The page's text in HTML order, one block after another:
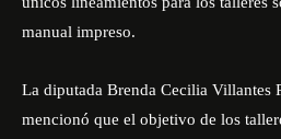
manual impreso.
La diputada Brenda Cecilia Villantes
mencionó que el objetivo de los